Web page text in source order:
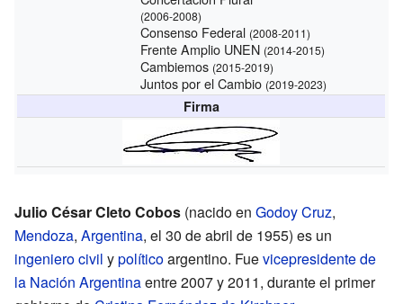
(2006-2008)
Consenso Federal (2008-2011)
Frente Amplio UNEN (2014-2015)
Cambiemos (2015-2019)
Juntos por el Cambio (2019-2023)
Firma
Julio César Cleto Cobos (nacido en Godoy Cruz,
Mendoza, Argentina, el 30 de abril de 1955) es un
ingeniero civil ypolíticoargentino. Fuevicepresidente de
la Nación Argentinaentre 2007 y 2011, durante el primer